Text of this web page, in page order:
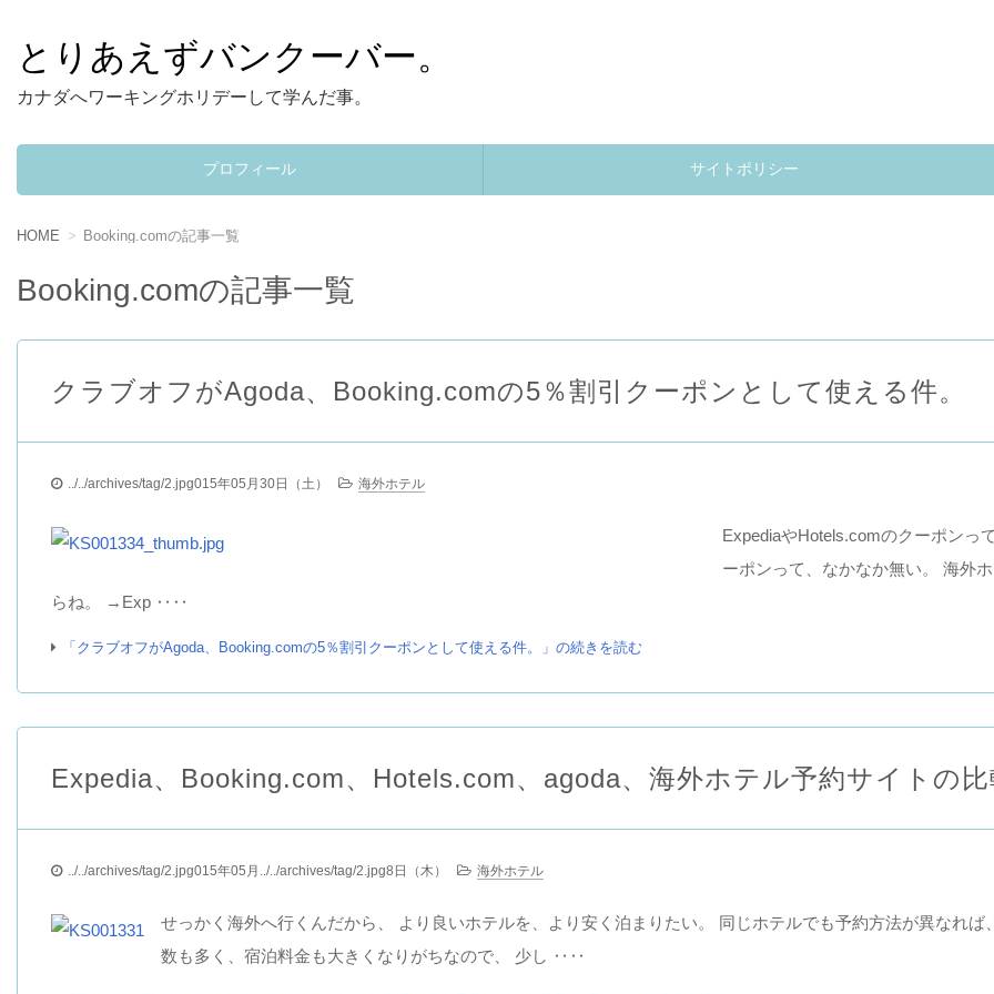
とりあえずバンクーバー。
カナダへワーキングホリデーして学んだ事。
プロフィール サイトポリシー
HOME Booking.comの記事一覧
Booking.comの記事一覧
クラブオフがAgoda、Booking.comの5％割引クーポンとして使える件。
../../archives/tag/2.jpg015年05月30日（土） 海外ホテル
ExpediaやHotels.comのクーポンっ
ーポンって、なかなか無い。 海外
らね。 →Exp ‥‥
「クラブオフがAgoda、Booking.comの5％割引クーポンとして使える件。」の続きを読む
Expedia、Booking.com、Hotels.com、agoda、海外ホテル予約サイトの比
../../archives/tag/2.jpg015年05月../../archives/tag/2.jpg8日（木） 海外ホテル
せっかく海外へ行くんだから、 より良いホテルを、より安く泊まりたい。 同じホテルでも予約方法が異なれ
数も多く、宿泊料金も大きくなりがちなので、 少し ‥‥